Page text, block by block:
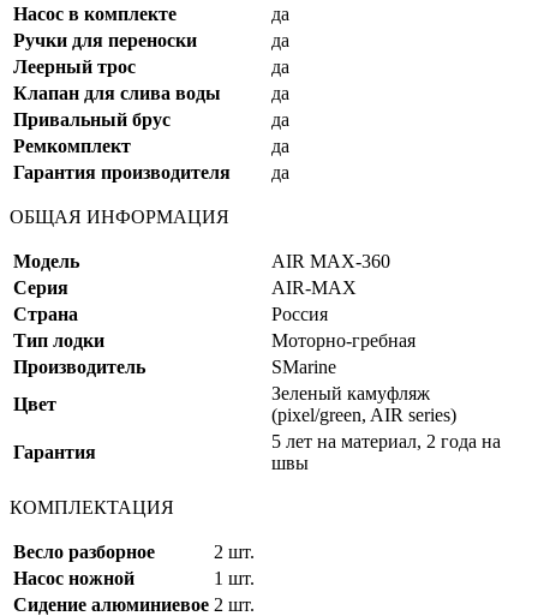
Насос в комплекте
да
Ручки для переноски
да
Леерный трос
да
Клапан для слива воды
да
Привальный брус
да
Ремкомплект
да
Гарантия производителя
да
ОБЩАЯ ИНФОРМАЦИЯ
Модель
AIR MAX-360
Серия
AIR-MAX
Страна
Россия
Тип лодки
Моторно-гребная
Производитель
SMarine
Цвет
Зеленый камуфляж
(pixel/green, AIR series)
Гарантия
5 лет на материал, 2 года на
швы
КОМПЛЕКТАЦИЯ
Весло разборное
2 шт.
Насос ножной
1 шт.
Сидение алюминиевое 2 шт.